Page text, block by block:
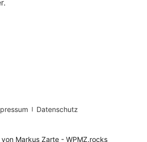
Datenschutz
von Markus Zarte - WPMZ.rocks